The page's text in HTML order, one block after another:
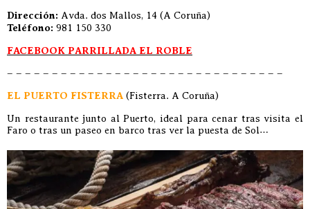
Dirección: Avda. dos Mallos, 14 (A Coruña)
Teléfono: 981 150 330
FACEBOOK PARRILLADA EL ROBLE
– – – – – – – – – – – – – – – – – – – – – – – – – – – – – – –
EL PUERTO FISTERRA (Fisterra. A Coruña)
Un restaurante junto al Puerto, ideal para cenar tras visita el
Faro o tras un paseo en barco tras ver la puesta de Sol…